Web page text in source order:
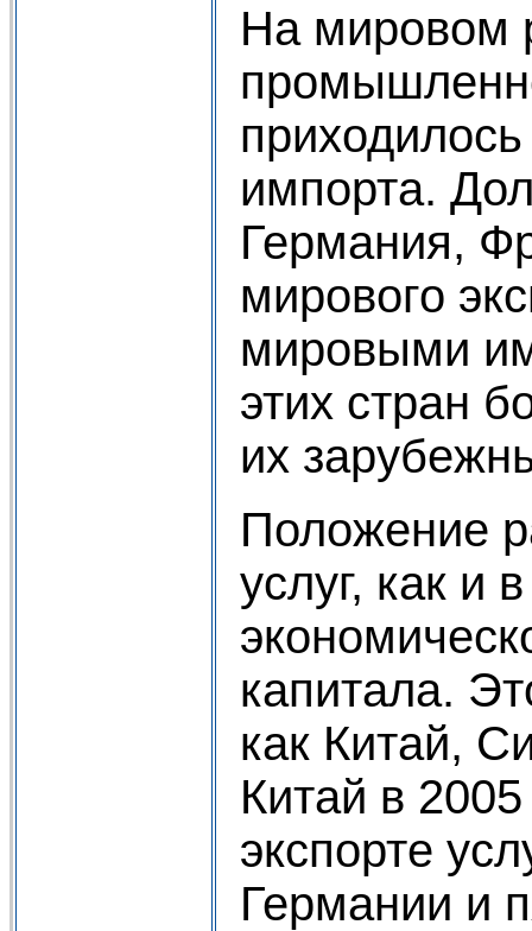
На мировом
импорта.
Германия,
мирового
мировыми
этих стран
их
Положение
услуг, как и
капитала.
как Китай,
Китай в
экспорте
Германии и